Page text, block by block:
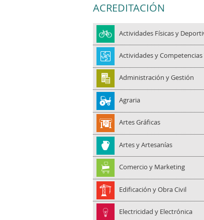
ACREDITACIÓN
Actividades Físicas y
Actividades y Competencias
Administración y Gestión
Agraria
Artes Gráficas
Artes y Artesanías
Comercio y Marketing
Edificación y Obra Civil
Electricidad y Electrónica